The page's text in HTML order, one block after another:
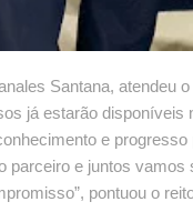
Santana, atendeu
já estarão disponíveis
e
parceiro e juntos
pontuou o